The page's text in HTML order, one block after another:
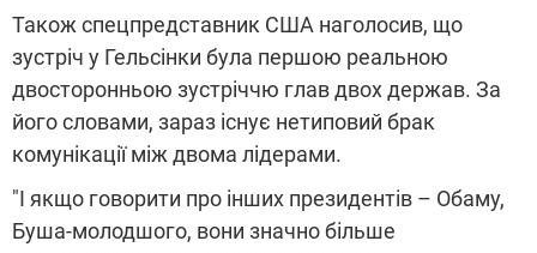
Також спецпредставник США наголосив, що
зустріч у Гельсінки була першою реальною
двосторонньою зустріччю глав двох держав. За
його словами, зараз існує нетиповий брак
комунікації між двома лідерами.
"І якщо говорити про інших президентів – Обаму,
Буша-молодшого, вони значно більше